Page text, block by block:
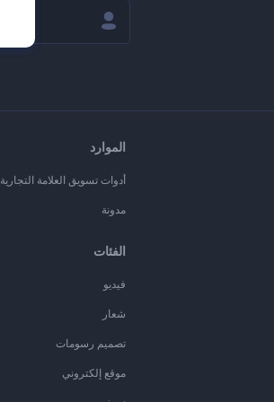
الموارد
أدوات تسويق العلامة التجارية
مدونة
الفئات
فيديو
شعار
تصميم رسومات
موقع إلكتروني